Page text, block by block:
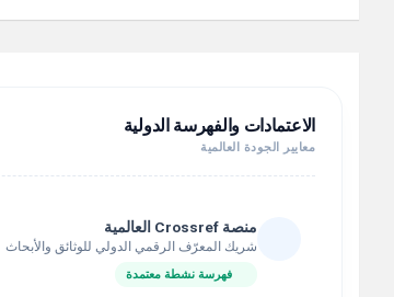
الاعتمادات والفهرسة الدولية
معايير الجودة العالمية
منصة Crossref العالمية
شريك المعرّف الرقمي الدولي للوثائق والأبحاث
فهرسة نشطة معتمدة